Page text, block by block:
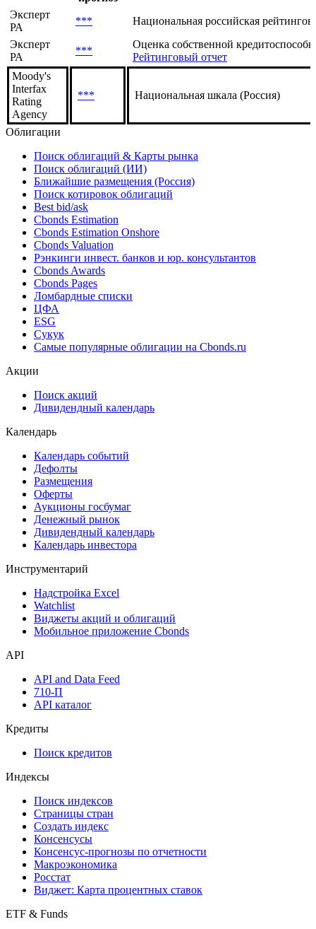
Эксперт
РА
***
Национальная российская
Эксперт
РА
***
Оценка собственной
Рейтинговый отчет
Moody's
Interfax
Rating
Agency
*** Национальная шкала (Россия)
Облигации
Поиск облигаций & Карты рынка
Поиск облигаций (ИИ)
Ближайшие размещения (Россия)
Поиск котировок облигаций
Best bid/ask
Cbonds Estimation
Cbonds Estimation Onshore
Cbonds Valuation
Рэнкинги инвест. банков и юр. консультантов
Cbonds Awards
Cbonds Pages
Ломбардные списки
ЦФА
ESG
Сукук
Самые популярные облигации на Cbonds.ru
Акции
Поиск акций
Дивидендный календарь
Календарь
Календарь событий
Дефолты
Размещения
Оферты
Аукционы госбумаг
Денежный рынок
Дивидендный календарь
Календарь инвестора
Инструментарий
Надстройка Excel
Watchlist
Виджеты акций и облигаций
Мобильное приложение Cbonds
API
API and Data Feed
710-П
API каталог
Кредиты
Поиск кредитов
Индексы
Поиск индексов
Страницы стран
Создать индекс
Консенсусы
Консенсус-прогнозы по отчетности
Макроэкономика
Росстат
Виджет: Карта процентных ставок
ETF & Funds